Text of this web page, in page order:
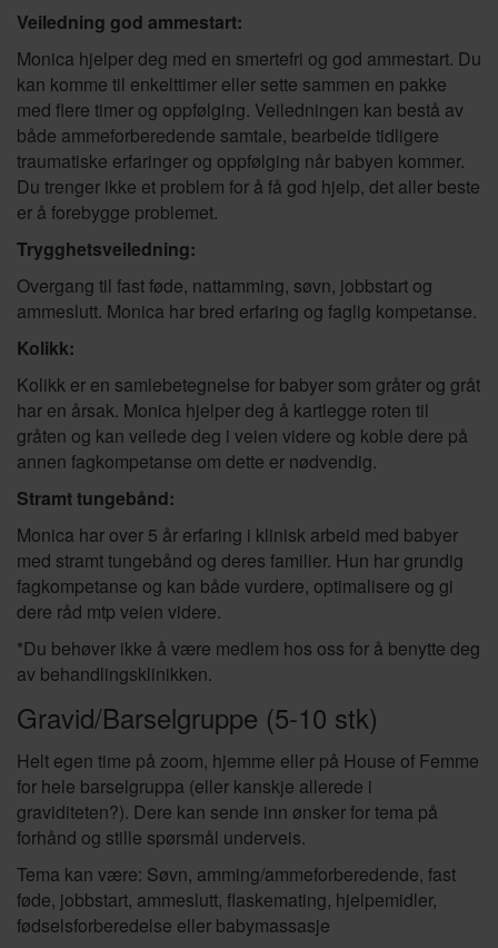
Veiledning god ammestart:
Monica hjelper deg med en smertefri og god ammestart. Du
kan komme til enkelttimer eller sette sammen en pakke
med flere timer og oppfølging. Veiledningen kan bestå av
både ammeforberedende samtale, bearbeide tidligere
traumatiske erfaringer og oppfølging når babyen kommer.
Du trenger ikke et problem for å få god hjelp, det aller beste
er å forebygge problemet.
Trygghetsveiledning:
Overgang til fast føde, nattamming, søvn, jobbstart og
ammeslutt. Monica har bred erfaring og faglig kompetanse.
Kolikk:
Kolikk er en samlebetegnelse for babyer som gråter og gråt
har en årsak. Monica hjelper deg å kartlegge roten til
gråten og kan veilede deg i veien videre og koble dere på
annen fagkompetanse om dette er nødvendig.
Stramt tungebånd:
Monica har over 5 år erfaring i klinisk arbeid med babyer
med stramt tungebånd og deres familier. Hun har grundig
fagkompetanse og kan både vurdere, optimalisere og gi
dere råd mtp veien videre.
*Du behøver ikke å være medlem hos oss for å benytte deg
av behandlingsklinikken.
Gravid/Barselgruppe (5-10 stk)
Helt egen time på zoom, hjemme eller på House of Femme
for hele barselgruppa (eller kanskje allerede i
graviditeten?). Dere kan sende inn ønsker for tema på
forhånd og stille spørsmål underveis.
Tema kan være: Søvn, amming/ammeforberedende, fast
føde, jobbstart, ammeslutt, flaskemating, hjelpemidler,
fødselsforberedelse eller babymassasje